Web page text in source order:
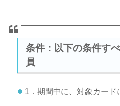
条件：以下の条件す
員
1．期間中に、対象カード